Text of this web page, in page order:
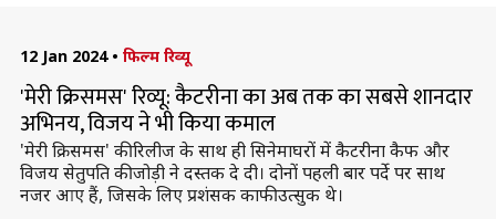
12 Jan 2024 • फिल्म रिव्यू
'मेरी क्रिसमस' रिव्यू: कैटरीना का अब तक का सबसे शानदार
अभिनय, विजय ने भी किया कमाल
'मेरी क्रिसमस' की रिलीज के साथ ही सिनेमाघरों में कैटरीना कैफ और
विजय सेतुपति की जोड़ी ने दस्तक दे दी। दोनों पहली बार पर्दे पर साथ
नजर आए हैं, जिसके लिए प्रशंसक काफी उत्सुक थे।